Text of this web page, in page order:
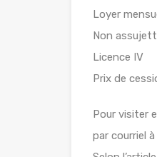
Loyer
Non
Licence IV
Prix de
Pour visiter
par courriel